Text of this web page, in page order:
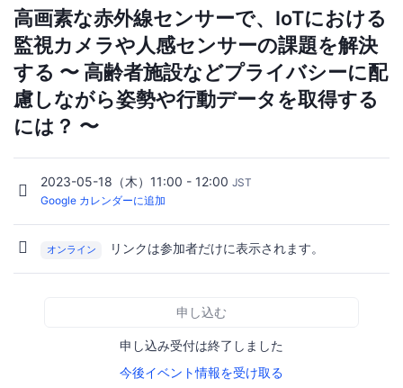
高画素な赤外線センサーで、IoTにおける
監視カメラや人感センサーの課題を解決
する 〜 高齢者施設などプライバシーに配
慮しながら姿勢や行動データを取得する
には？ 〜
2023-05-18（木）11:00 - 12:00 JST
Google カレンダーに追加
オンライン リンクは参加者だけに表示されます。
申し込む
申し込み受付は終了しました
今後イベント情報を受け取る